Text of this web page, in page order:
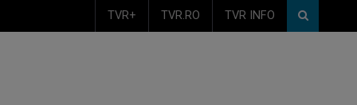
TVR+ TVR.RO TVR INFO